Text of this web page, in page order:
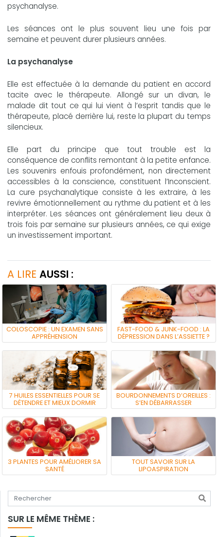
psychanalyse.
Les séances ont le plus souvent lieu une fois par
semaine et peuvent durer plusieurs années.
La psychanalyse
Elle est effectuée à la demande du patient en accord
tacite avec le thérapeute. Allongé sur un divan, le
malade dit tout ce qui lui vient à l’esprit tandis que le
thérapeute, placé derrière lui, reste la plupart du temps
silencieux.
Elle part du principe que tout trouble est la
conséquence de conflits remontant à la petite enfance.
Les souvenirs enfouis profondément, non directement
accessibles à la conscience, constituent l’Inconscient.
La cure psychanalytique consiste à les extraire, à les
revivre émotionnellement au rythme du patient et à les
interpréter. Les séances ont généralement lieu deux à
trois fois par semaine sur plusieurs années, ce qui exige
un investissement important.
A LIRE AUSSI :
COLOSCOPIE : UN EXAMEN SANS
APPRÉHENSION
FAST-FOOD & JUNK-FOOD : LA
DÉPRESSION DANS L’ASSIETTE ?
7 HUILES ESSENTIELLES POUR SE
DÉTENDRE ET MIEUX DORMIR
BOURDONNEMENTS D’OREILLES :
S’EN DÉBARRASSER
3 PLANTES POUR AMÉLIORER SA
SANTÉ
TOUT SAVOIR SUR LA
LIPOASPIRATION
Tapez votre recherche
SUR LE MÊME THÈME :